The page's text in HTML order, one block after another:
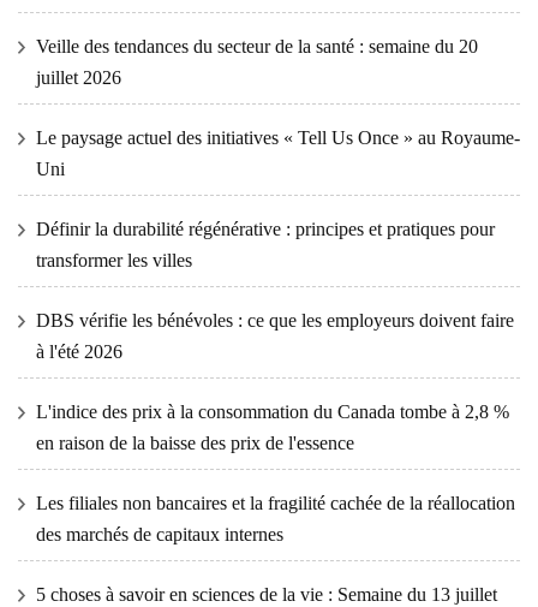
Veille des tendances du secteur de la santé : semaine du 20
juillet 2026
Le paysage actuel des initiatives « Tell Us Once » au Royaume-
Uni
Définir la durabilité régénérative : principes et pratiques pour
transformer les villes
DBS vérifie les bénévoles : ce que les employeurs doivent faire
à l'été 2026
L'indice des prix à la consommation du Canada tombe à 2,8 %
en raison de la baisse des prix de l'essence
Les filiales non bancaires et la fragilité cachée de la réallocation
des marchés de capitaux internes
5 choses à savoir en sciences de la vie : Semaine du 13 juillet